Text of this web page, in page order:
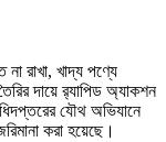
রাখা, খাদ্য পণ্যে
দায়ে র‌্যাপিড অ্যাকশন
যৌথ অভিযানে
করা হয়েছে।